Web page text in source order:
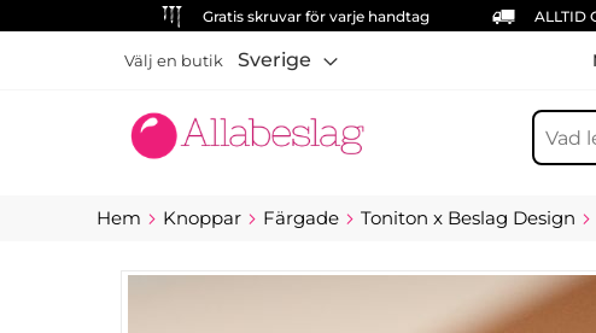
Gratis skruvar för varje handtag ALLTID
Välj en butik Sverige
Sök
Hem Knoppar Färgade Toniton x Beslag Design
Hoppa